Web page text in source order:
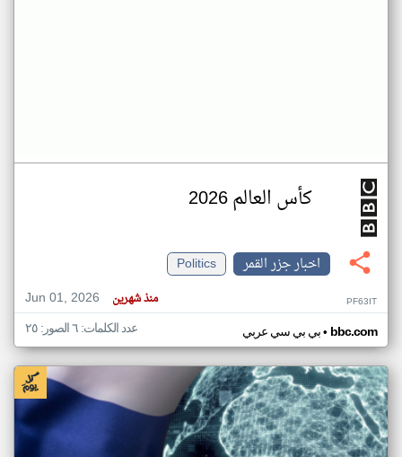
كأس العالم 2026
اخبار جزر القمر
Politics
Jun 01, 2026
منذ شهرين PF63IT
بي بي سي عربي• bbc.com عدد الكلمات: ٦ الصور: ٢٥